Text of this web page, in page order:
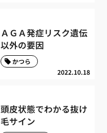
ＡＧＡ発症リスク遺伝
以外の要因
2022.10.18
かつら
頭皮状態でわかる抜け
毛サイン